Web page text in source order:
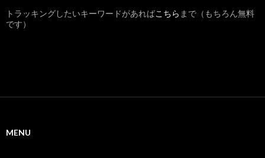
トラッキングしたいキーワードがあればこちら まで（もちろん無料
です）
MENU